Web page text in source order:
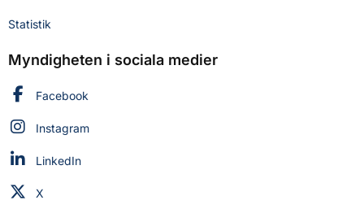
Statistik
Myndigheten i sociala medier
Myndigheten för civilt försvar på
Facebook
Myndigheten för civilt försvar på
Instagram
Myndigheten för civilt försvar på
LinkedIn
Myndigheten för civilt försvar på
X